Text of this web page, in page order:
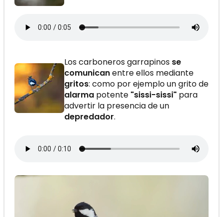
Los carboneros garrapinos se
comunicanentre ellos mediante
gritos: como por ejemplo un grito de
alarma potente "sissi-sissi" para
advertir la presencia de un
depredador.